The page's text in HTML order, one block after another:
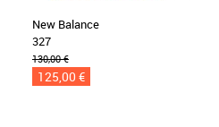
New Balance
327
130,00 €
125,00 €